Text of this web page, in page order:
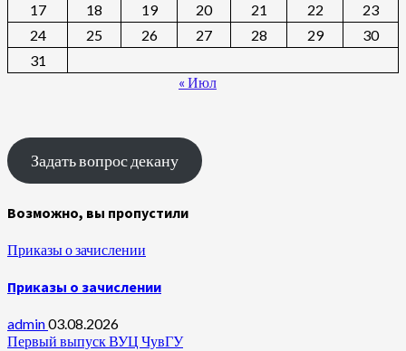
17
18 19 20 21 22
23
24
25 26 27 28 29
30
31
« Июл
Задать вопрос декану
Возможно, вы пропустили
Приказы о зачислении
Приказы о зачислении
admin03.08.2026
Первый выпуск ВУЦ ЧувГУ